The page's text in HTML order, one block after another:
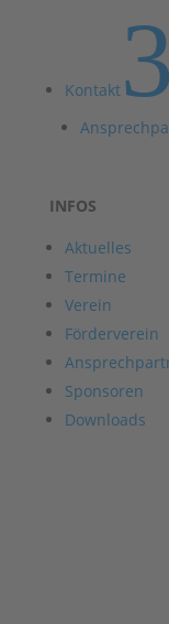
Kontakt3
INFOS
Aktuelles
Termine
Verein
Förderverein
Sponsoren
Downloads